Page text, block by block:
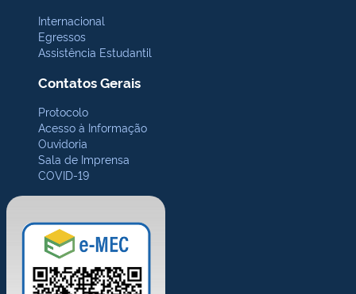
Internacional
Egressos
Assistência Estudantil
Contatos Gerais
Protocolo
Acesso à Informação
Ouvidoria
Sala de Imprensa
COVID-19